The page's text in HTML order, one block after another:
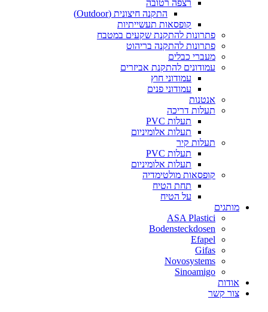
רצפה רטובה
התקנה חיצונית (Outdoor)
קופסאות תעשייתיות
פתרונות להתקנת שקעים במטבח
פתרונות להתקנה בריהוט
מעברי כבלים
עמודונים להתקנת אביזרים
עמודוני חוץ
עמודוני פנים
אנטנות
תעלות דריכה
תעלות PVC
תעלות אלומיניום
תעלות קיר
תעלות PVC
תעלות אלומיניום
קופסאות מולטימדיה
תחת הטיח
על הטיח
מותגים
ASA Plastici
Bodensteckdosen
Efapel
Gifas
Novosystems
Sinoamigo
אודות
צור קשר